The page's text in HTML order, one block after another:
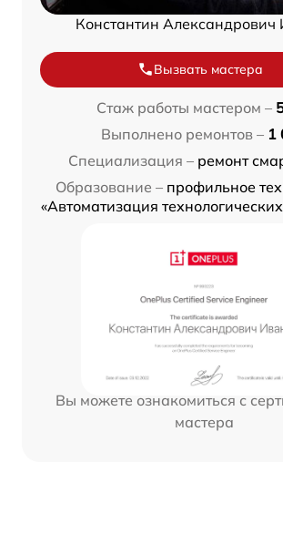
Константин Александрович
Вызвать мастера
Стаж работы мастером –
Выполнено ремонтов – 1
Специализация – ремонт
Образование – профильное
«Автоматизация
Вы можете ознакомиться с
мастера